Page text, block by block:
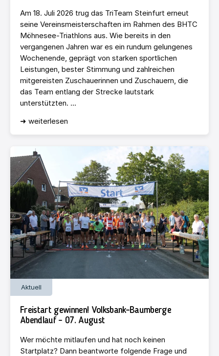
Am 18. Juli 2026 trug das TriTeam Steinfurt erneut
seine Vereinsmeisterschaften im Rahmen des BHTC
Möhnesee-Triathlons aus. Wie bereits in den
vergangenen Jahren war es ein rundum gelungenes
Wochenende, geprägt von starken sportlichen
Leistungen, bester Stimmung und zahlreichen
mitgereisten Zuschauerinnen und Zuschauern, die
das Team entlang der Strecke lautstark
unterstützten. ...
➜ weiterlesen
Aktuell
Freistart gewinnen! Volksbank-Baumberge
Abendlauf – 07. August
Wer möchte mitlaufen und hat noch keinen
Startplatz? Dann beantworte folgende Frage und